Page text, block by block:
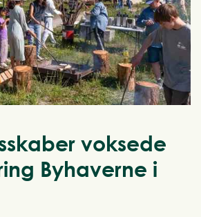
voksede
Byhaverne i